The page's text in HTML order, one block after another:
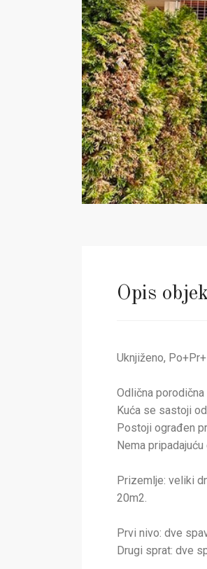
Previous
Opis
Uknjiženo,
Odlična
Kuća se sastoji
Postoji ograđen
Nema pripadajuću
Prizemlje: veliki
20m2.
Prvi nivo: dve
Drugi sprat: dve